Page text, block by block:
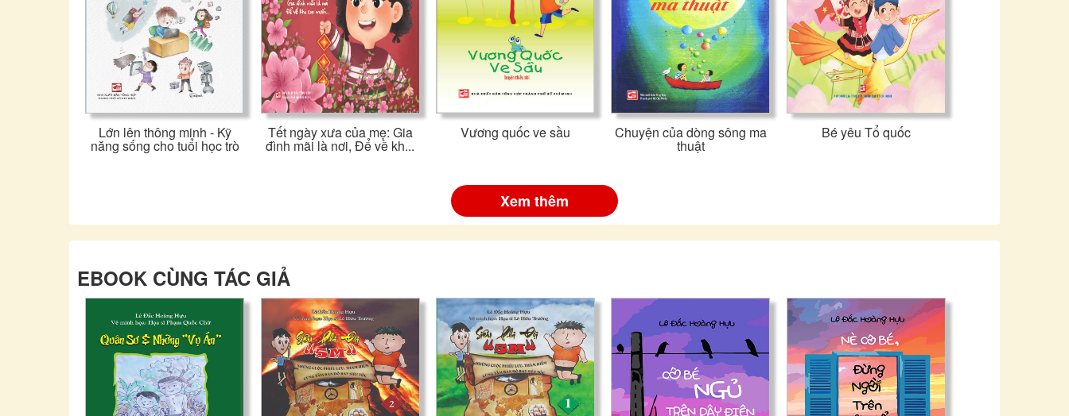
Lớn lên thông minh - Kỹ
năng sống cho tuổi học trò
Tết ngày xưa của mẹ: Gia
đình mãi là nơi, Để về kh...
Vương quốc ve sầu Chuyện của dòng sông ma
thuật
Bé yêu Tổ quốc
Xem thêm
EBOOK CÙNG TÁC GIẢ